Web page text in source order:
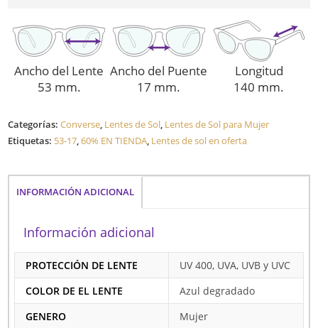
cantidad
Ancho del Lente
53 mm.
Ancho del Puente
17 mm.
Longitud
140 mm.
Categorías:Converse, Lentes de Sol, Lentes de Sol para Mujer
Etiquetas: 53-17,60% EN TIENDA, Lentes de sol en oferta
INFORMACIÓN ADICIONAL
Información adicional
PROTECCIÓN DE LENTE
UV 400, UVA, UVB y UVC
COLOR DE EL LENTE
Azul degradado
GENERO
Mujer